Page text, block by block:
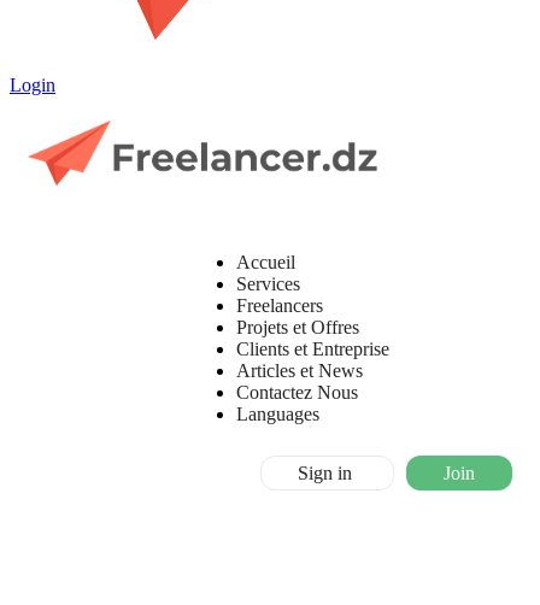
Login
Accueil
Services
Freelancers
Projets et Offres
Clients et Entreprise
Articles et News
Contactez Nous
Languages
Sign in Join